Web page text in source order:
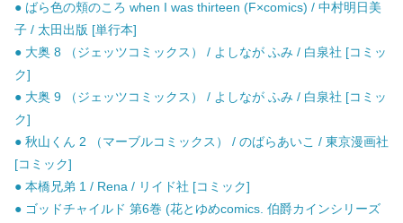
● ばら色の頬のころ when I was thirteen (F×comics) / 中村明日美
子 / 太田出版 [単行本]
● 大奥 8 （ジェッツコミックス） / よしなが ふみ / 白泉社 [コミッ
ク]
● 大奥 9 （ジェッツコミックス） / よしなが ふみ / 白泉社 [コミッ
ク]
● 秋山くん 2 （マーブルコミックス） / のばらあいこ / 東京漫画社
[コミック]
● 本橋兄弟 1 / Rena / リイド社 [コミック]
● ゴッドチャイルド 第6巻 (花とゆめcomics. 伯爵カインシリーズ